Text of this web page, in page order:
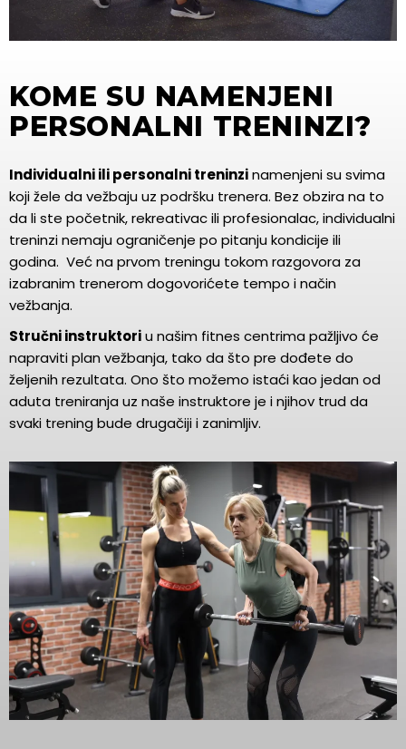
KOME SU NAMENJENI
PERSONALNI TRENINZI?
Individualni ili personalni treninzinamenjeni su svima
koji žele da vežbaju uz podršku trenera. Bez obzira na to
da li ste početnik, rekreativac ili profesionalac, individualni
treninzi nemaju ograničenje po pitanju kondicije ili
godina. Već na prvom treningu tokom razgovora za
izabranim trenerom dogovorićete tempo i način
vežbanja.
Stručni instruktoriu našim fitnes centrima pažljivo će
napraviti plan vežbanja, tako da što pre dođete do
željenih rezultata. Ono što možemo istaći kao jedan od
aduta treniranja uz naše instruktore je i njihov trud da
svaki trening bude drugačiji i zanimljiv.